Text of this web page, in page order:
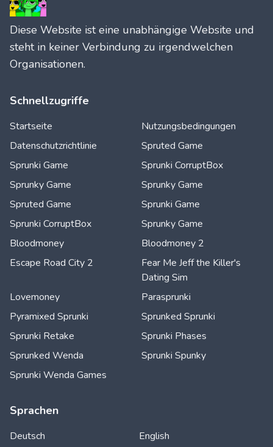
Diese Website ist eine unabhängige Website und
steht in keiner Verbindung zu irgendwelchen
Organisationen.
Schnellzugriffe
Startseite
Nutzungsbedingungen
Datenschutzrichtlinie
Spruted Game
Sprunki Game
Sprunki CorruptBox
Sprunky Game
Sprunky Game
Spruted Game
Sprunki Game
Sprunki CorruptBox
Sprunky Game
Bloodmoney
Bloodmoney 2
Escape Road City 2
Fear Me Jeff the Killer's
Dating Sim
Lovemoney
Parasprunki
Pyramixed Sprunki
Sprunked Sprunki
Sprunki Retake
Sprunki Phases
Sprunked Wenda
Sprunki Spunky
Sprunki Wenda Games
Sprachen
Deutsch English